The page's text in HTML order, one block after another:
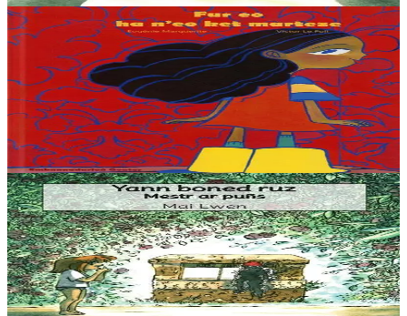
6 ans et plus
Goater
Comment je suis devenue sage
C’est l’histoire d’une petite fille qui adore aller au coin. Elle y passe
toujours un super moment et pour ça elle fait un tas de bêtises. Elle
casse et déchire...
En stock15,00 €
3 ans et plus
Goater
Yann boned ruz, Mestr ar puñs
L’histoire (vraie…) d’un petit bonhomme moitié grenouille qui sort
du puits quand les enfants traînent la nuit… Une histoire facile à lire
pour les jeunes...